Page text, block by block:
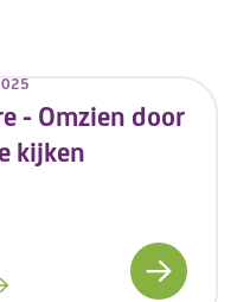
- Omzien door
kijken